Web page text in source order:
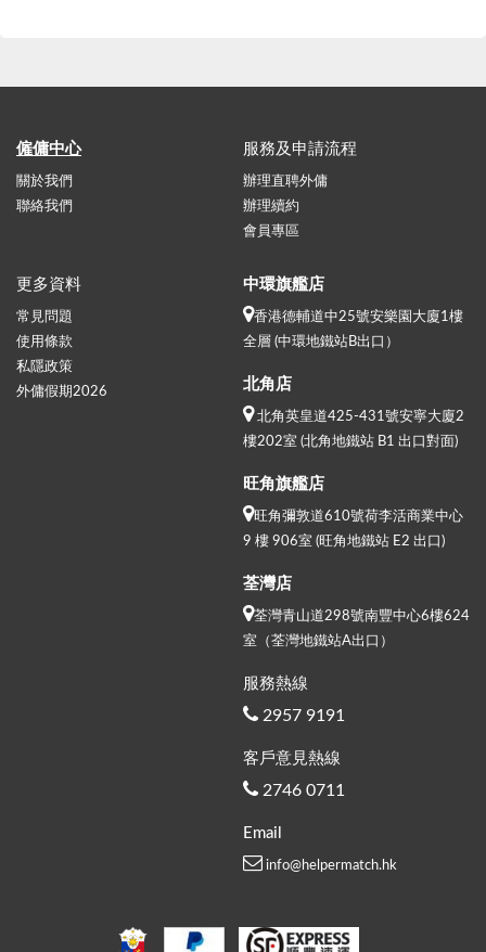
僱傭中心
關於我們
聯絡我們
服務及申請流程
辦理直聘外傭
辦理續約
會員專區
更多資料
常見問題
使用條款
私隱政策
外傭假期2026
中環旗艦店
香港德輔道中25號安樂園大廈1樓
全層 (中環地鐵站B出口）
北角店
北角英皇道425-431號安寧大廈2
樓202室 (北角地鐵站 B1 出口對面)
旺角旗艦店
旺角彌敦道610號荷李活商業中心
9 樓 906室 (旺角地鐵站 E2 出口)
荃灣店
荃灣青山道298號南豐中心6樓624
室（荃灣地鐵站A出口）
服務熱線
2957 9191
客戶意見熱線
2746 0711
Email
info@helpermatch.hk